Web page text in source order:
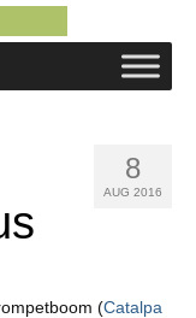
8
AUG 2016
(Catalpa